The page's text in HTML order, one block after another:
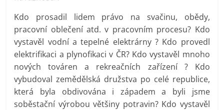
Kdo prosadil lidem právo na svačinu, obědy,
pracovní oblečení atd. v pracovním procesu? Kdo
vystavěl vodní a tepelné elektrárny ? Kdo provedl
elektrifikaci a plynofikaci v ČR? Kdo vystavěl mnoho
nových továren a rekreačních zařízení ? Kdo
vybudoval zemědělská družstva po celé republice,
která byla obdivována i západem a byli jsme
soběstační výrobou většiny potravin? Kdo vystavěl